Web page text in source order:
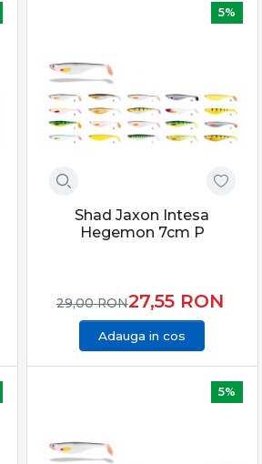
5%
Shad Jaxon Intesa
Hegemon 7cm P
27,55 RON
29,00RON
Adauga in cos
5%